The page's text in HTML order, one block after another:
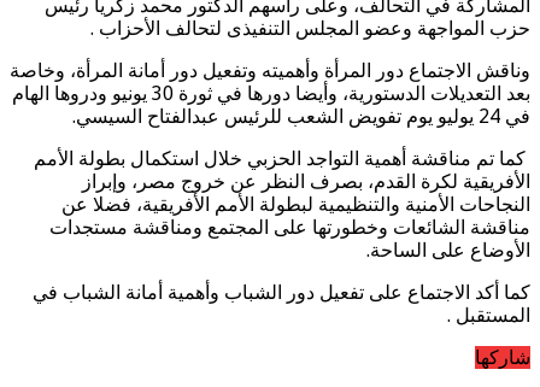
المشاركة في التحالف، وعلى رأسهم الدكتور محمد زكريا رئيس
حزب المواجهة وعضو المجلس التنفيذى لتحالف الأحزاب .
وناقش الاجتماع دور المرأة وأهميته وتفعيل دور أمانة المرأة، وخاصة
بعد التعديلات الدستورية، وأيضا دورها في ثورة 30 يونيو ودروها الهام
في 24 يوليو يوم تفويض الشعب للرئيس عبدالفتاح السيسي.
كما تم مناقشة أهمية التواجد الحزبي خلال استكمال بطولة الأمم
الأفريقية لكرة القدم، بصرف النظر عن خروج مصر، وإبراز
النجاحات الأمنية والتنظيمية لبطولة الأمم الأفريقية، فضلا عن
مناقشة الشائعات وخطورتها على المجتمع ومناقشة مستجدات
الأوضاع على الساحة.
كما أكد الاجتماع على تفعيل دور الشباب وأهمية أمانة الشباب في
المستقبل .
شاركها